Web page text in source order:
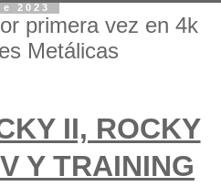
2023
primera vez en 4k
Metálicas
II, ROCKY
Y TRAINING